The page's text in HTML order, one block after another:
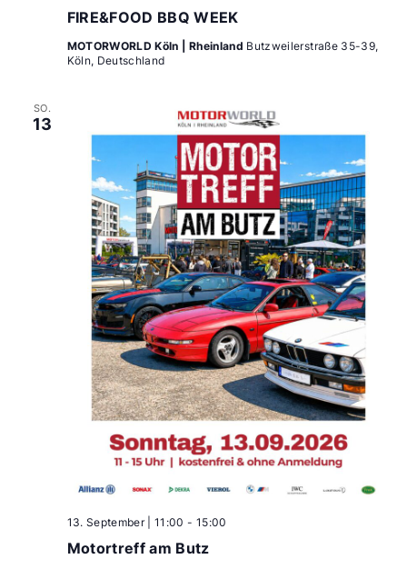
FIRE&FOOD BBQ WEEK
MOTORWORLD Köln | Rheinland Butzweilerstraße 35-39,
Köln, Deutschland
SO.
13
Motortreff am Butz
13. September | 11:00 - 15:00